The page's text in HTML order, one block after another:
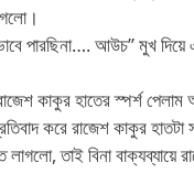
পারছিনা…. আউচ” মুখ
কাকুর হাতের স্পর্শ পেলাম
করে রাজেশ কাকুর হাতটা
তাই বিনা বাক্যব্যায়ে